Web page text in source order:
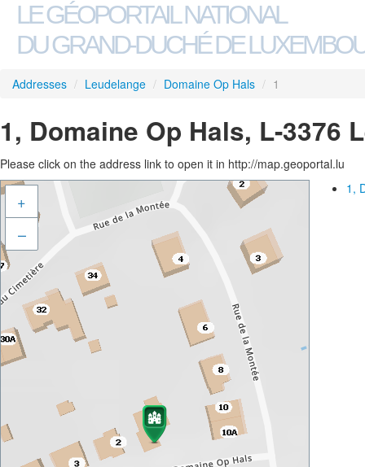
LE GÉOPORTAIL NATIONAL
DU GRAND-DUCHÉ DE
Addresses / Leudelange / Domaine Op Hals / 1
1, Domaine Op Hals, L-3376
Please click on the address link to open it in http://map.geoportal.lu
+
–
1,